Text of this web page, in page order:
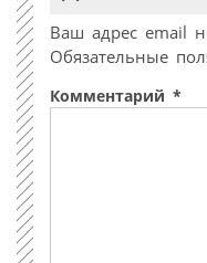
Ваш адрес email
Обязательные
Комментарий *